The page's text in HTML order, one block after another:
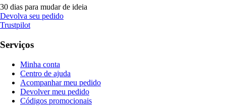
30 dias para mudar de ideia
Devolva seu pedido
Trustpilot
Serviços
Minha conta
Centro de ajuda
Acompanhar meu pedido
Devolver meu pedido
Códigos promocionais